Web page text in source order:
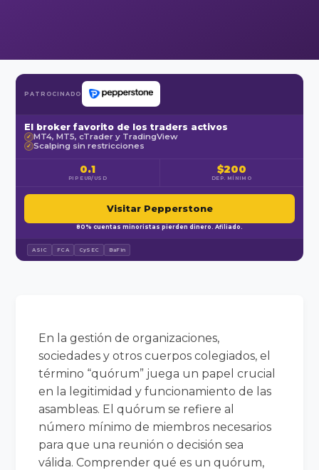
PATROCINADO
El broker favorito de los traders activos
✓ MT4, MT5, cTrader y TradingView
✓ Scalping sin restricciones
0.1
PIP EUR/USD
$200
DEP. MÍNIMO
Visitar Pepperstone
80% cuentas minoristas pierden dinero. Afiliado.
ASIC FCA CySEC BaFin
En la gestión de organizaciones,
sociedades y otros cuerpos colegiados, el
término “quórum” juega un papel crucial
en la legitimidad y funcionamiento de las
asambleas. El quórum se refiere al
número mínimo de miembros necesarios
para que una reunión o decisión sea
válida. Comprender qué es un quórum,